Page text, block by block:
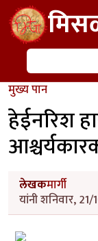
Skip to main content
शोध
मुख्य पान
हेईनरिश
लेखकमार्गी
यांनी शनिवार,